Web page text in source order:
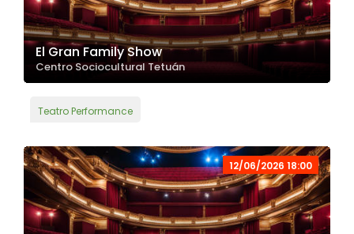
El Gran Family Show
Centro Sociocultural Tetuán
Teatro Performance
12/06/2026 18:00